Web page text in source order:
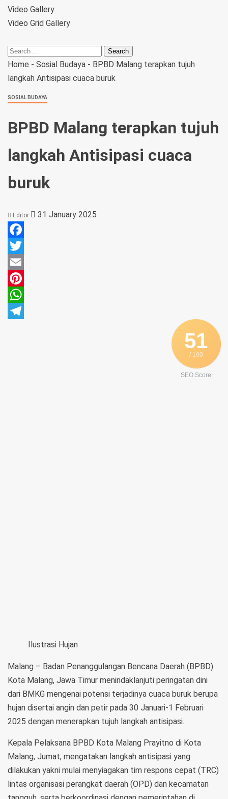
Video Gallery
Video Grid Gallery
Home - Sosial Budaya - BPBD Malang terapkan tujuh
langkah Antisipasi cuaca buruk
SOSIAL BUDAYA
BPBD Malang terapkan tujuh
langkah Antisipasi cuaca
buruk
Editor 31 January 2025
Facebook
Twitter
Email
Pinterest
WhatsApp
51
/ 100
SEO Score
Ilustrasi Hujan
Malang – Badan Penanggulangan Bencana Daerah (BPBD)
Kota Malang, Jawa Timur menindaklanjuti peringatan dini
dari BMKG mengenai potensi terjadinya cuaca buruk berupa
hujan disertai angin dan petir pada 30 Januari-1 Februari
2025 dengan menerapkan tujuh langkah antisipasi.
Kepala Pelaksana BPBD Kota Malang Prayitno di Kota
Malang, Jumat, mengatakan langkah antisipasi yang
dilakukan yakni mulai menyiagakan tim respons cepat (TRC)
lintas organisasi perangkat daerah (OPD) dan kecamatan